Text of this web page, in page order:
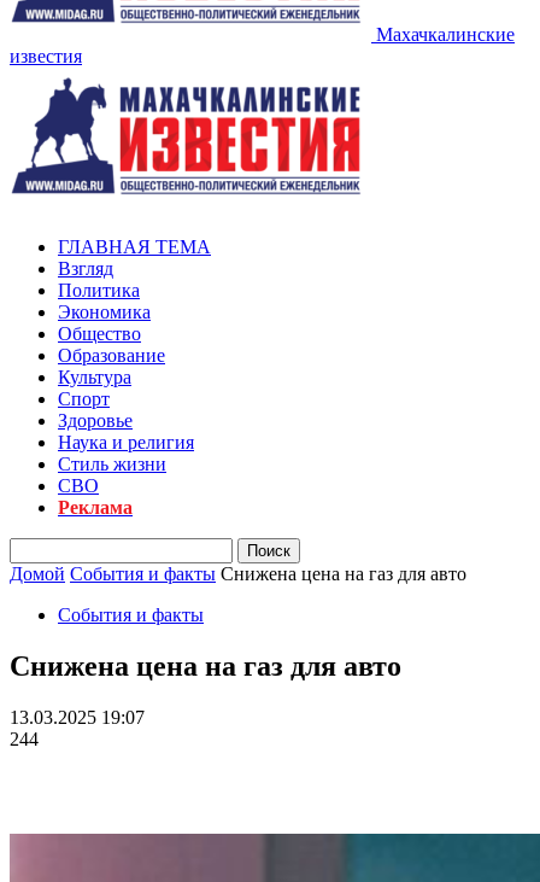
Махачкалинские
известия
ГЛАВНАЯ ТЕМА
Взгляд
Политика
Экономика
Общество
Образование
Культура
Спорт
Здоровье
Наука и религия
Стиль жизни
СВО
Реклама
Домой События и факты Снижена цена на газ для авто
События и факты
Снижена цена на газ для авто
13.03.2025 19:07
244